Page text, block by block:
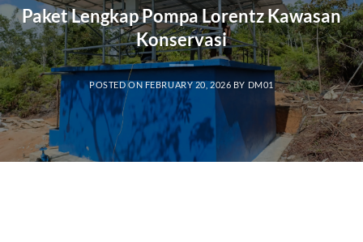
Paket Lengkap Pompa Lorentz Kawasan
Konservasi
POSTED ON FEBRUARY 20, 2026 BY DM01